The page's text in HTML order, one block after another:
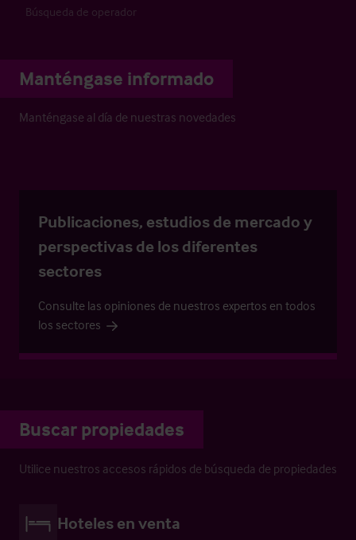
Búsqueda de operador
Manténgase informado
Manténgase al día de nuestras novedades
Publicaciones, estudios de mercado y
perspectivas de los diferentes
sectores
Consulte las opiniones de nuestros expertos en todos
los sectores
Buscar propiedades
Utilice nuestros accesos rápidos de búsqueda de propiedades
Hoteles en venta